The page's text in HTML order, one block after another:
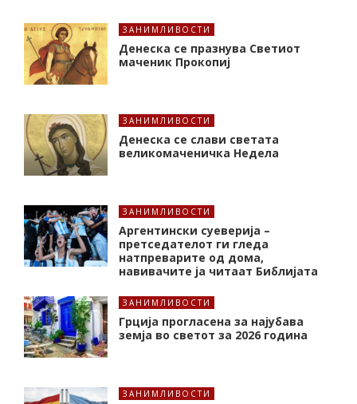
ЗАНИМЛИВОСТИ
Денеска се празнува Светиот
маченик Прокопиј
ЗАНИМЛИВОСТИ
Денеска се слави светата
великомаченичка Недела
ЗАНИМЛИВОСТИ
Аргентински суеверија –
претседателот ги гледа
натпреварите од дома,
навивачите ја читаат Библијата
ЗАНИМЛИВОСТИ
Грција прогласена за најубава
земја во светот за 2026 година
ЗАНИМЛИВОСТИ